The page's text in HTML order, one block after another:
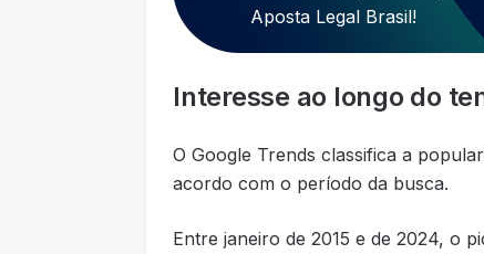
Aposta Legal Brasil!
Interesse ao longo do
O Google Trends classifica a
acordo com o período da busca.
Entre janeiro de 2015 e de 2024, o